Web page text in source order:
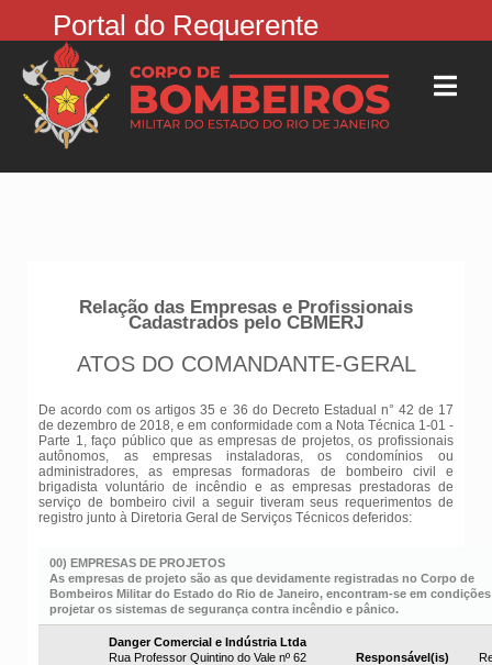
Portal do Requerente
Relação das Empresas e Profissionais
Cadastrados pelo CBMERJ
ATOS DO COMANDANTE-GERAL
De acordo com os artigos 35 e 36 do Decreto Estadual n° 42 de 17
de dezembro de 2018, e em conformidade com a Nota Técnica 1-01 -
Parte 1, faço público que as empresas de projetos, os profissionais
autônomos, as empresas instaladoras, os condomínios ou
administradores, as empresas formadoras de bombeiro civil e
brigadista voluntário de incêndio e as empresas prestadoras de
serviço de bombeiro civil a seguir tiveram seus requerimentos de
registro junto à Diretoria Geral de Serviços Técnicos deferidos:
00) EMPRESAS DE PROJETOS
As empresas de projeto são as que devidamente registradas no Corpo de
Bombeiros Militar do Estado do Rio de Janeiro, encontram-se em
projetar os sistemas de segurança contra incêndio e pânico.
Danger Comercial e Indústria Ltda
Rua Professor Quintino do Vale nº 62
Responsável(is)